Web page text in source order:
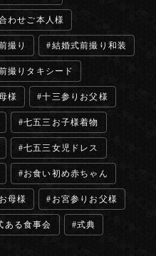
わせご本人様
撮り 結婚式前撮り和装
撮りタキシード
様 十三参りお父様
七五三お子様着物
七五三女児ドレス
お食い初め赤ちゃん
母様 お宮参りお父様
ある食事会 式典